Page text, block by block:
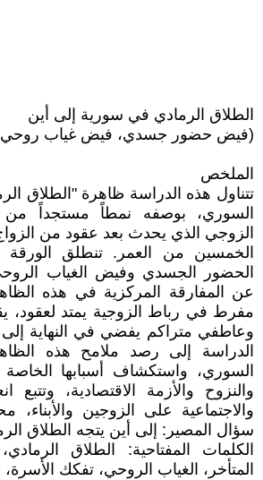
الطلاق الرمادي في سورية إلى أين
(فيض حضور جسدي، فيض غياب
الملخص
تتناول هذه الدراسة ظاهرة "الطلاق
السوري، بوصفه نمطاً مستجداً من
الزوجي الذي يحدث بعد عقود من
الخمسين من العمر. تنطلق الورقة
الحضور الجسدي وفيض الغياب
عن المفارقة المركزية في هذه
مفرط في رباط الزوجية يمتد لعقود،
وعاطفي متراكم يفضي في النهاية
الدراسة إلى رصد ملامح هذه
السوري، واستكشاف أسبابها
والنزوح والأزمة الاقتصادية، وتتبع
والاجتماعية على الزوجين والأبناء،
سؤال المصير: إلى أين يتجه الطلاق
الكلمات المفتاحية: الطلاق
المتأخر، الغياب الروحي، تفكك